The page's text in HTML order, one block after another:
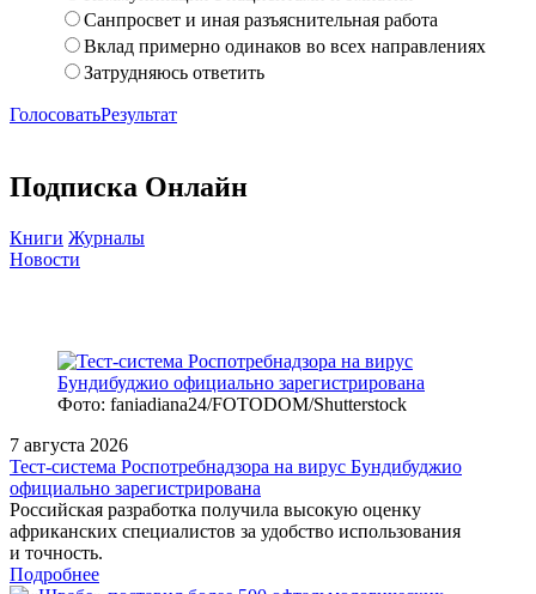
Санпросвет и иная разъяснительная работа
Вклад примерно одинаков во всех направлениях
Затрудняюсь ответить
ГолосоватьРезультат
Подписка Онлайн
Книги Журналы
Новости
Фото: faniadiana24/FOTODOM/Shutterstock
7 августа 2026
Тест‑система Роспотребнадзора на вирус Бундибуджио
официально зарегистрирована
Российская разработка получила высокую оценку
африканских специалистов за удобство использования
и точность.
Подробнее